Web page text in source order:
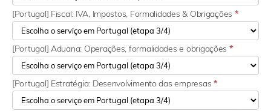
[Portugal] Fiscal: IVA, Impostos, Formalidades & Obrigações *
[Portugal] Aduana: Operações, formalidades e obrigações *
[Portugal] Estratégia: Desenvolvimento das empresas *